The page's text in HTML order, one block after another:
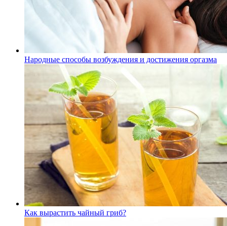
Народные способы возбуждения и достижения оргазма
Как вырастить чайный гриб?